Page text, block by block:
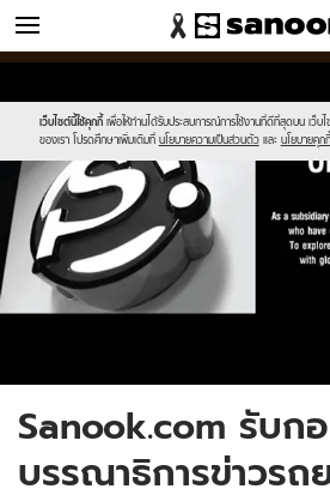
ข่าว
เว็บไซต์นี้ใช้คุกกี้ เพื่อให้ท่านได้รับประสบการณ์การใช้งานที่ดีที่สุดบน เว็บไ
ของเรา โปรดศึกษาเพิ่มเติมที่ นโยบายความเป็นส่วนตัว และ นโยบายคุกกี้
new-
sanook.png
Sanook.com รับก
บรรณาธิการข่าวรถ